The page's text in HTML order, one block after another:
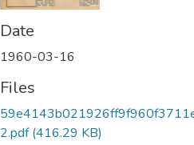
Date
1960-03-16
Files
2.pdf(416.29 KB)